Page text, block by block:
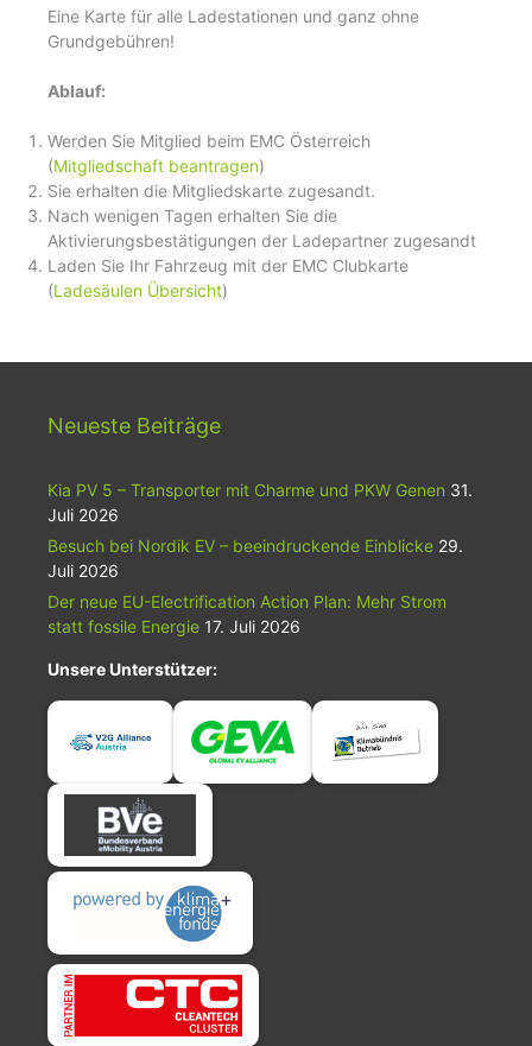
Eine Karte für alle Ladestationen und ganz ohne
Grundgebühren!
Ablauf:
Werden Sie Mitglied beim EMC Österreich
(Mitgliedschaft beantragen)
Sie erhalten die Mitgliedskarte zugesandt.
Nach wenigen Tagen erhalten Sie die
Aktivierungsbestätigungen der Ladepartner zugesandt
Laden Sie Ihr Fahrzeug mit der EMC Clubkarte
(Ladesäulen Übersicht)
Neueste Beiträge
Kia PV 5 – Transporter mit Charme und PKW Genen 31.
Juli 2026
Besuch bei Nordik EV – beeindruckende Einblicke 29.
Juli 2026
Der neue EU-Electrification Action Plan: Mehr Strom
statt fossile Energie 17. Juli 2026
Unsere Unterstützer: